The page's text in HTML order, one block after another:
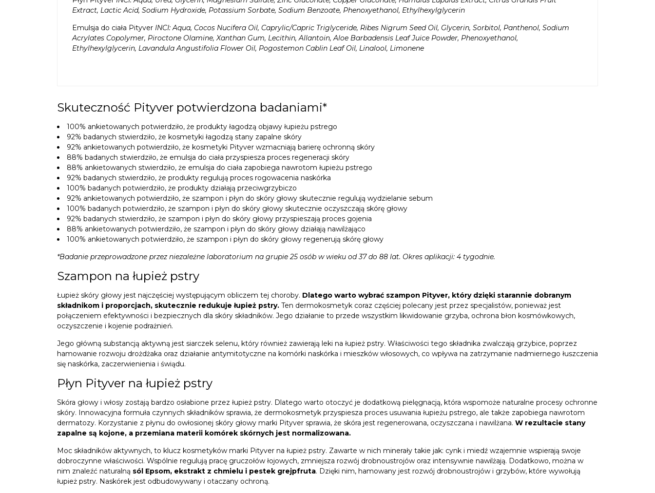
Extract, Lactic Acid, Sodium Hydroxide, Potassium Sorbate, Sodium Benzoate, Phenoxyethanol, Ethylhexylglycerin
Emulsja do ciała Pityver INCI: Aqua, Cocos Nucifera Oil, Caprylic/Capric Triglyceride, Ribes Nigrum Seed Oil, Glycerin, Sorbitol, Panthenol, Sodium
Acrylates Copolymer, Piroctone Olamine, Xanthan Gum, Lecithin, Allantoin, Aloe Barbadensis Leaf Juice Powder, Phenoxyethanol,
Ethylhexylglycerin, Lavandula Angustifolia Flower Oil, Pogostemon Cablin Leaf Oil, Linalool, Limonene
Skuteczność Pityver potwierdzona badaniami*
100% ankietowanych potwierdziło, że produkty łagodzą objawy łupieżu pstrego
92% badanych stwierdziło, że kosmetyki łagodzą stany zapalne skóry
92% ankietowanych potwierdziło, że kosmetyki Pityver wzmacniają barierę ochronną skóry
88% badanych stwierdziło, że emulsja do ciała przyspiesza proces regeneracji skóry
88% ankietowanych stwierdziło, że emulsja do ciała zapobiega nawrotom łupieżu pstrego
92% badanych stwierdziło, że produkty regulują proces rogowacenia naskórka
100% badanych potwierdziło, że produkty działają przeciwgrzybiczo
92% ankietowanych potwierdziło, że szampon i płyn do skóry głowy skutecznie regulują wydzielanie sebum
100% badanych potwierdziło, że szampon i płyn do skóry głowy skutecznie oczyszczają skórę głowy
92% badanych stwierdziło, że szampon i płyn do skóry głowy przyspieszają proces gojenia
88% ankietowanych potwierdziło, że szampon i płyn do skóry głowy działają nawilżająco
100% ankietowanych potwierdziło, że szampon i płyn do skóry głowy regenerują skórę głowy
*Badanie przeprowadzone przez niezależne laboratorium na grupie 25 osób w wieku od 37 do 88 lat. Okres aplikacji: 4 tygodnie.
Szampon na łupież pstry
Łupież skóry głowy jest najczęściej występującym obliczem tej choroby. Dlatego warto wybrać szampon Pityver, który dzięki starannie dobranym
składnikom i proporcjach, skutecznie redukuje łupież pstry. Ten dermokosmetyk coraz częściej polecany jest przez specjalistów, ponieważ jest
połączeniem efektywności i bezpiecznych dla skóry składników. Jego działanie to przede wszystkim likwidowanie grzyba, ochrona błon kosmówkowych,
oczyszczenie i kojenie podrażnień.
Jego główną substancją aktywną jest siarczek selenu, który również zawierają leki na łupież pstry. Właściwości tego składnika zwalczają grzybice, poprzez
hamowanie rozwoju drożdżaka oraz działanie antymitotyczne na komórki naskórka i mieszków włosowych, co wpływa na zatrzymanie nadmiernego łuszczenia
się naskórka, zaczerwienienia i świądu.
Płyn Pityver na łupież pstry
Skóra głowy i włosy zostają bardzo osłabione przez łupież pstry. Dlatego warto otoczyć je dodatkową pielęgnacją, która wspomoże naturalne procesy ochronne
skóry. Innowacyjna formuła czynnych składników sprawia, że dermokosmetyk przyspiesza proces usuwania łupieżu pstrego, ale także zapobiega nawrotom
dermatozy. Korzystanie z płynu do owłosionej skóry głowy marki Pityver sprawia, że skóra jest regenerowana, oczyszczana i nawilżana. W rezultacie stany
zapalne są kojone, a przemiana materii komórek skórnych jest normalizowana.
Moc składników aktywnych, to klucz kosmetyków marki Pityver na łupież pstry. Zawarte w nich minerały takie jak: cynk i miedź wzajemnie wspierają swoje
dobroczynne właściwości. Wspólnie regulują pracę gruczołów łojowych, zmniejsza rozwój drobnoustrojów oraz intensywnie nawilżają. Dodatkowo, można w
nim znaleźć naturalną sól Epsom, ekstrakt z chmielu i pestek grejpfruta. Dzięki nim, hamowany jest rozwój drobnoustrojów i grzybów, które wywołują
łupież pstry. Naskórek jest odbudowywany i otaczany ochroną.